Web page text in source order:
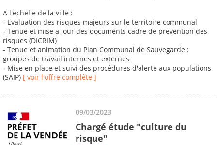
A l'échelle de la ville :
- Evaluation des risques majeurs sur le territoire communal
- Tenue et mise à jour des documents cadre de prévention des
risques (DICRIM)
- Tenue et animation du Plan Communal de Sauvegarde :
groupes de travail internes et externes
- Mise en place et suivi des procédures d'alerte aux populations
(SAIP) [ voir l'offre complète ]
09/03/2023
Chargé étude "culture du
risque"